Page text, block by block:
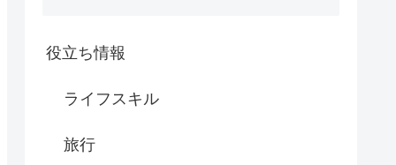
役立ち情報
ライフスキル
旅行